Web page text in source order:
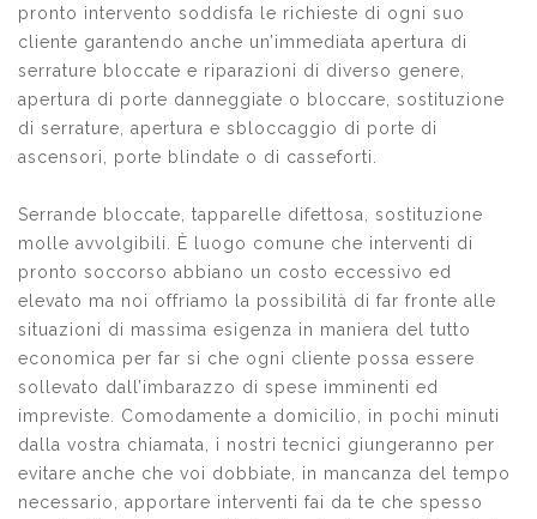
pronto intervento soddisfa le richieste di ogni suo
cliente garantendo anche un’immediata apertura di
serrature bloccate e riparazioni di diverso genere,
apertura di porte danneggiate o bloccare, sostituzione
di serrature, apertura e sbloccaggio di porte di
ascensori, porte blindate o di casseforti.
Serrande bloccate, tapparelle difettosa, sostituzione
molle avvolgibili. È luogo comune che interventi di
pronto soccorso abbiano un costo eccessivo ed
elevato ma noi offriamo la possibilità di far fronte alle
situazioni di massima esigenza in maniera del tutto
economica per far si che ogni cliente possa essere
sollevato dall’imbarazzo di spese imminenti ed
impreviste. Comodamente a domicilio, in pochi minuti
dalla vostra chiamata, i nostri tecnici giungeranno per
evitare anche che voi dobbiate, in mancanza del tempo
necessario, apportare interventi fai da te che spesso